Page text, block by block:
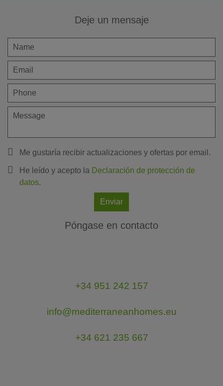
Deje un mensaje
Me gustaría recibir actualizaciones y ofertas por email.
He leído y acepto la Declaración de protección de
datos.
Enviar
Póngase en contacto
+34 951 242 157
info@mediterraneanhomes.eu
+34 621 235 667